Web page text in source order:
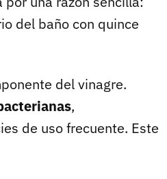
del baño con quince
del vinagre.
,
de uso frecuente. Este